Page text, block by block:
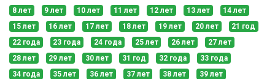
8 лет
9 лет 10 лет 11 лет 12 лет 13 лет
14 лет
15 лет
16 лет 17 лет 18 лет 19 лет 20 лет
21 год
22 года
23 года 24 года 25 лет 26 лет
27 лет
28 лет
29 лет 30 лет 31 год 32 года
33 года
34 года
35 лет 36 лет 37 лет 38 лет
39 лет